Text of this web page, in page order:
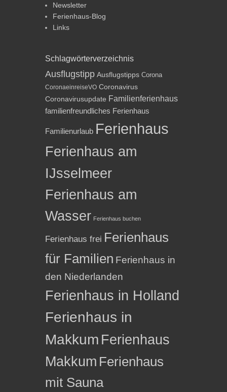
Newsletter
Ferienhaus-Blog
Links
Schlagwörterverzeichnis
Ausflugstipp Ausflugstipps Corona
CoronaeinreiseVO Coronavirus
Coronavirusupdate Familienferienhaus
familienfreundliches Ferienhaus
Familienurlaub Ferienhaus
Ferienhaus am
IJsselmeer
Ferienhaus am
Wasser Ferienhaus buchen
Ferienhaus frei Ferienhaus
für Familien Ferienhaus in
den Niederlanden
Ferienhaus in Holland
Ferienhaus in
Makkum Ferienhaus
Makkum Ferienhaus
mit Sauna